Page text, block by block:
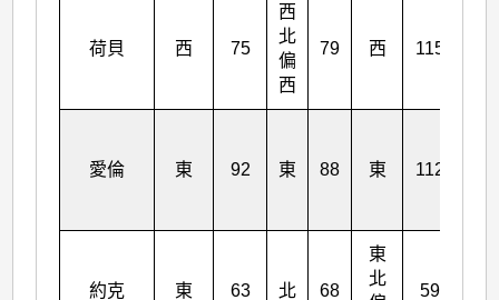
荷貝 西 75
西
北
偏
西
79 西 115
愛倫 東 92 東 88 東 112
約克 東 63 北 68
東
北
59